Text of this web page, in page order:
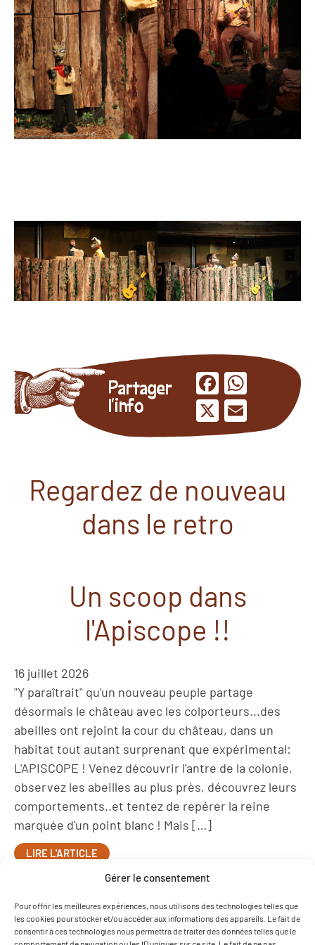
Gérer le consentement
Pour offrir les meilleures expériences, nous utilisons des technologies telles que
les cookies pour stocker et/ou accéder aux informations des appareils. Le fait de
consentir à ces technologies nous permettra de traiter des données telles que le
Partager
l'info
Facebook
X
Email
Regardez de nouveau
dans le retro
Un scoop dans
l'Apiscope !!
16 juillet 2026
"Y paraîtrait" qu'un nouveau peuple partage
désormais le château avec les colporteurs...des
abeilles ont rejoint la cour du château, dans un
habitat tout autant surprenant que expérimental:
L'APISCOPE ! Venez découvrir l'antre de la colonie,
observez les abeilles au plus près, découvrez leurs
comportements..et tentez de repérer la reine
marquée d'un point blanc ! Mais […]
LIRE L'ARTICLE
L'école du savon en